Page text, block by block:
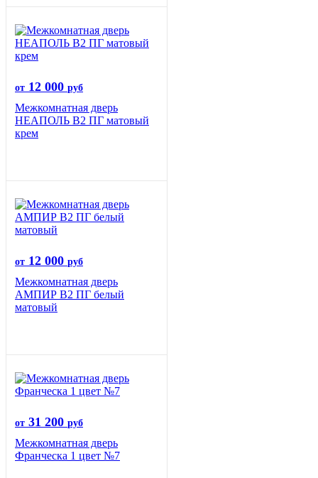
от 12 000 руб
Межкомнатная дверь
НЕАПОЛЬ В2 ПГ матовый
крем
от 12 000 руб
Межкомнатная дверь
АМПИР В2 ПГ белый
матовый
от 31 200 руб
Межкомнатная дверь
Франческа 1 цвет №7